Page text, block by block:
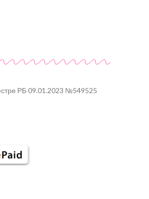
РБ 09.01.2023 №549525